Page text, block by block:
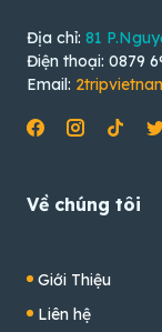
Địa chỉ: 81
Điện thoại: 0879
Email:
Về chúng tôi
Giới Thiệu
Liên hệ